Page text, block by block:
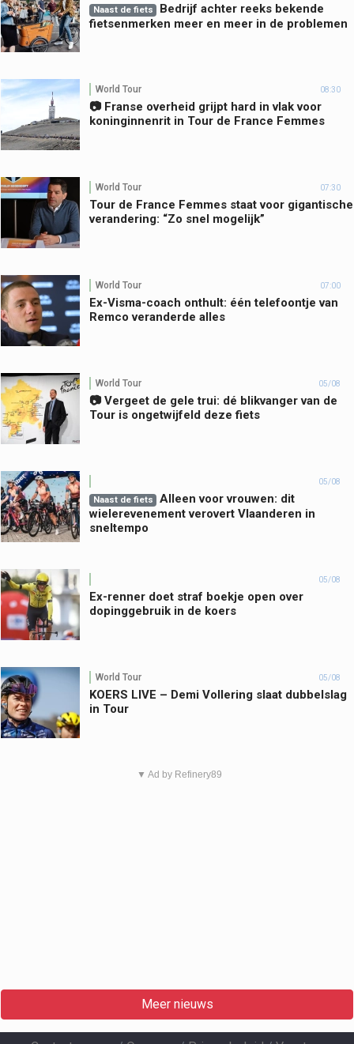
Naast de fiets
Bedrijf achter reeks bekende
fietsenmerken meer en meer in de problemen
World Tour 08:30
📷 Franse overheid grijpt hard in vlak voor
koninginnenrit in Tour de France Femmes
World Tour 07:30
Tour de France Femmes staat voor gigantische
verandering: “Zo snel mogelijk”
World Tour 07:00
Ex-Visma-coach onthult: één telefoontje van
Remco veranderde alles
World Tour 05/08
📷 Vergeet de gele trui: dé blikvanger van de
Tour is ongetwijfeld deze fiets
05/08
Naast de fiets
Alleen voor vrouwen: dit
wielerevenement verovert Vlaanderen in
sneltempo
05/08
Ex-renner doet straf boekje open over
dopinggebruik in de koers
World Tour 05/08
KOERS LIVE – Demi Vollering slaat dubbelslag
in Tour
▼ Ad by Refinery89
Meer nieuws